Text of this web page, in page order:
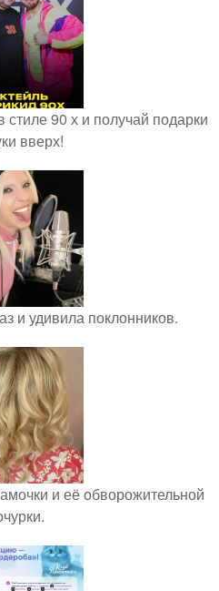
90 х и получай подарки
вверх!
и удивила поклонников.
и её обворожительной